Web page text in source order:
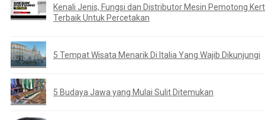
Kenali Jenis, Fungsi dan Distributor Mesin Pemotong
Terbaik Untuk Percetakan
5 Tempat Wisata Menarik Di Italia Yang Wajib Dikunjungi
5 Budaya Jawa yang Mulai Sulit Ditemukan